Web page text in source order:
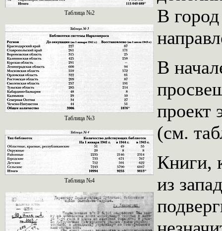
Таблица №2
Таблица №3
Таблица №4
В
В
проект
(см.
Книги,
из